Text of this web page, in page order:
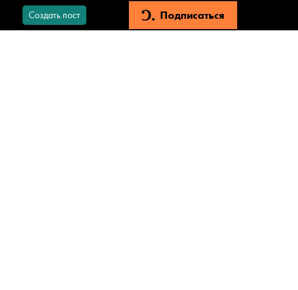
Создать пост Подписаться